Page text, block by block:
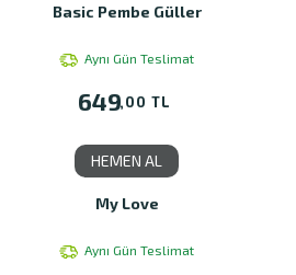
Basic Pembe Güller
Aynı Gün Teslimat
649,00 TL
HEMEN AL
My Love
Aynı Gün Teslimat